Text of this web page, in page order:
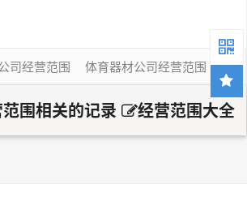
司经营范围 体育器材公司经营范围
围相关的记录 经营范围大全